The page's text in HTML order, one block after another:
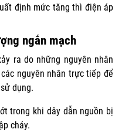
định mức tăng thì điện áp
ngắn mạch
ra do những nguyên nhân
nguyên nhân trực tiếp để
dụng.
trong khi dây dẫn nguồn bị
cháy.